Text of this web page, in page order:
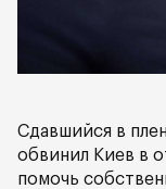
Сдавшийся в
обвинил Киев в
помочь